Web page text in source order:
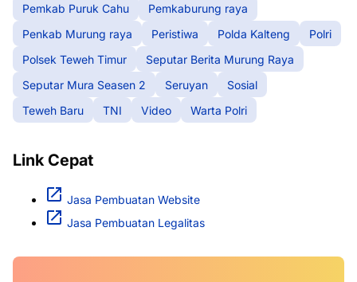
Pemkab Puruk Cahu
Pemkaburung raya
Penkab Murung raya
Peristiwa Polda Kalteng
Polri
Polsek Teweh Timur
Seputar Berita Murung Raya
Seputar Mura Seasen 2
Seruyan
Sosial
Teweh Baru
TNI Video Warta Polri
Link Cepat
Jasa Pembuatan Website
Jasa Pembuatan Legalitas